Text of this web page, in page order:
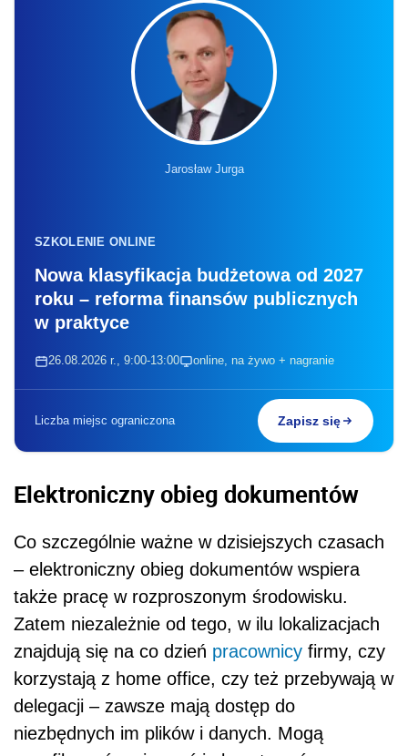
Jarosław Jurga
SZKOLENIE ONLINE
Nowa klasyfikacja budżetowa od 2027
roku – reforma finansów publicznych
w praktyce
26.08.2026 r., 9:00-13:00 online, na żywo + nagranie
Liczba miejsc ograniczona Zapisz się
Elektroniczny obieg dokumentów
Co szczególnie ważne w dzisiejszych czasach
– elektroniczny obieg dokumentów wspiera
także pracę w rozproszonym środowisku.
Zatem niezależnie od tego, w ilu lokalizacjach
znajdują się na co dzień pracownicy firmy, czy
korzystają z home office, czy też przebywają w
delegacji – zawsze mają dostęp do
niezbędnych im plików i danych. Mogą